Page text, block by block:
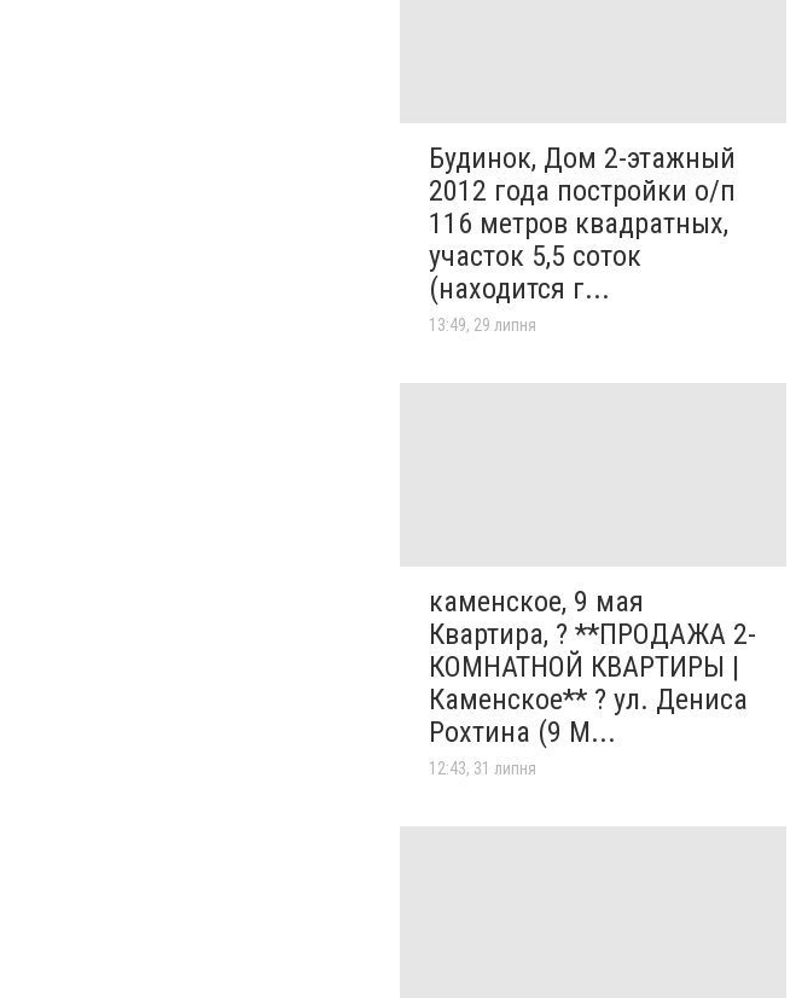
Будинок, Дом 2-этажный
2012 года постройки о/п
116 метров квадратных,
участок 5,5 соток
(находится г...
13:49, 29 липня
каменское, 9 мая
Квартира, ? **ПРОДАЖА 2-
КОМНАТНОЙ КВАРТИРЫ |
Каменское** ? ул. Дениса
Рохтина (9 М...
12:43, 31 липня